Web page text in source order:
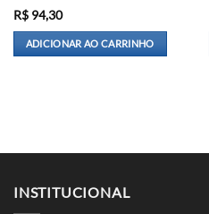
R$94,30
ADICIONAR AO CARRINHO
INSTITUCIONAL